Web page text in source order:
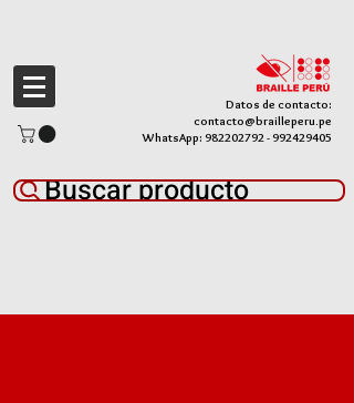
Datos de contacto:
contacto@brailleperu.pe
WhatsApp: 982202792- 992429405
Buscar producto